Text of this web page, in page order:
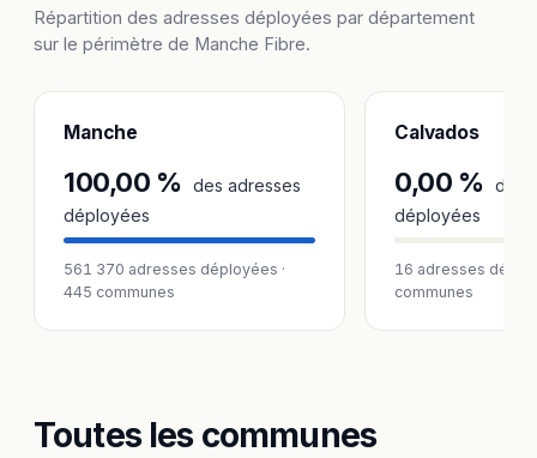
Répartition des adresses déployées par département
sur le périmètre de Manche Fibre.
Manche
100,00 % des adresses
déployées
561 370 adresses déployées ·
445 communes
Calvados
0,00 % des
déployées
16 adresses
communes
Toutes les communes